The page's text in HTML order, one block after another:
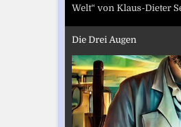
Welt“ von Klaus-Dieter
Die Drei Augen